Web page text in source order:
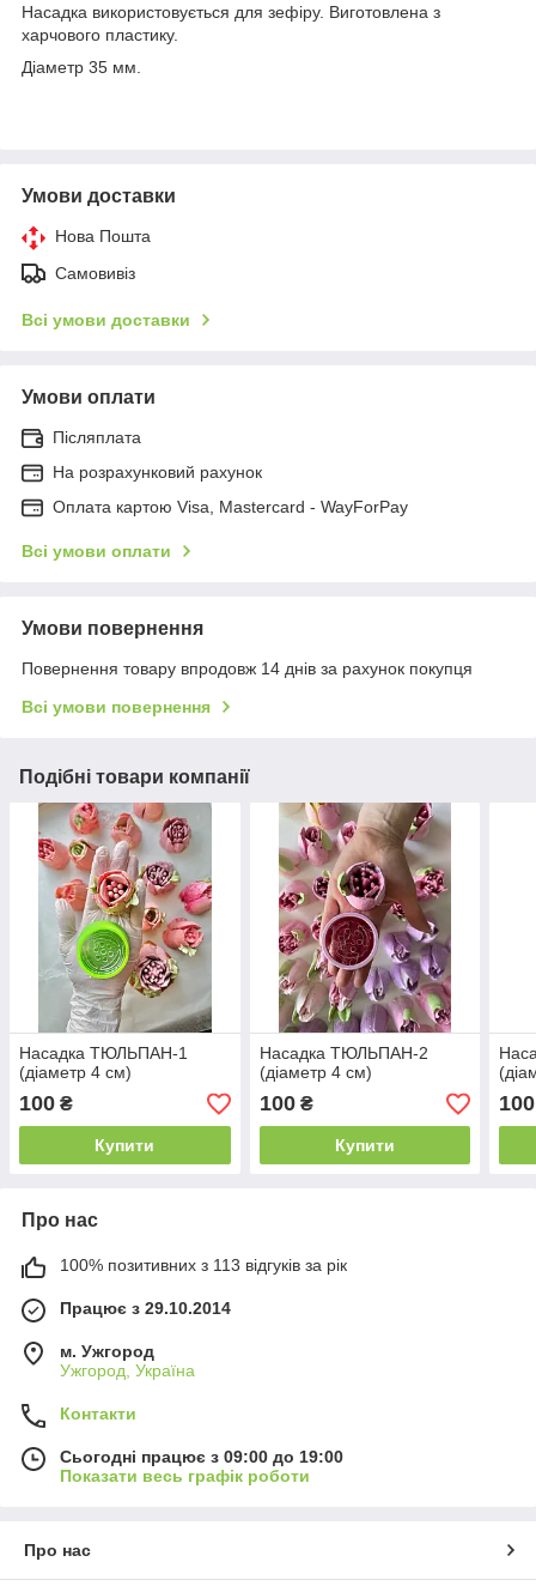
Насадка використовується для зефіру. Виготовлена з
харчового пластику.
Діаметр 35 мм.
Умови доставки
Нова Пошта
Самовивіз
Всі умови доставки
Умови оплати
Післяплата
На розрахунковий рахунок
Оплата картою Visa, Mastercard - WayForPay
Всі умови оплати
Умови повернення
Повернення товару впродовж 14 днів за рахунок покупця
Всі умови повернення
Подібні товари компанії
Насадка ТЮЛЬПАН-1
(діаметр 4 см)
100 ₴
Купити
Насадка ТЮЛЬПАН-2
(діаметр 4 см)
100₴
Купити
100
Про нас
100% позитивних з 113 відгуків за рік
Працює з 29.10.2014
м. Ужгород
Ужгород, Україна
Контакти
Сьогодні працює з 09:00 до 19:00
Показати весь графік роботи
Про нас